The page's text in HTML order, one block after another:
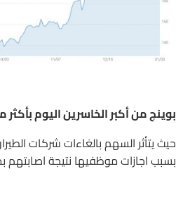
بوينج من أكبر الخاسرين اليوم بأكثر من 3% عند
حيث يتأثر السهم بالغاءات شركات
بسبب اجازات موظفيها نتيجة اصابتهم